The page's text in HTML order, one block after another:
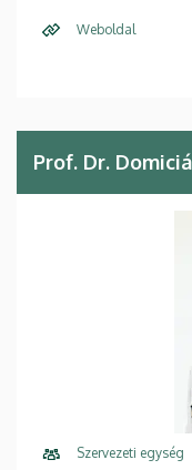
Weboldal
Prof. Dr.
Szervezeti egység